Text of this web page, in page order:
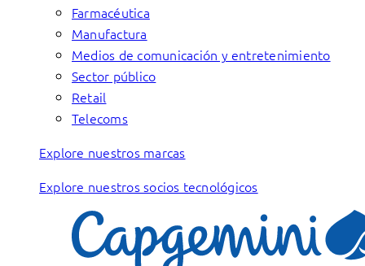
Farmacéutica
Manufactura
Medios de comunicación y entretenimiento
Sector público
Retail
Telecoms
Explore nuestros marcas
Explore nuestros socios tecnológicos